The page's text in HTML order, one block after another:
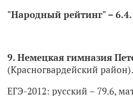
"Народный рейтинг" – 6.4.
9. Немецкая гимназия
(Красногвардейский район).
ЕГЭ-2012: русский – 79.6,